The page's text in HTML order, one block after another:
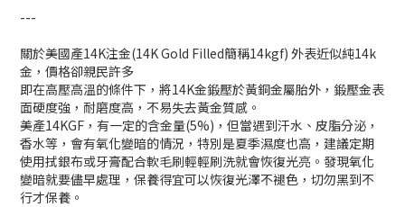
---
關於美國產14K注金(14K Gold Filled簡稱14kgf) 外表近似純14k
金，價格卻親民許多
即在高壓高溫的條件下，將14K金鍛壓於黃銅金屬胎外，鍛壓金表
面硬度強，耐磨度高，不易失去黃金質感。
美產14KGF，有一定的含金量(5%)，但當遇到汗水、皮脂分泌，
香水等，會有氧化變暗的情況，特別是夏季濕度也高，建議定期
使用拭銀布或牙膏配合軟毛刷輕輕刷洗就會恢復光亮。發現氧化
變暗就要儘早處理，保養得宜可以恢復光澤不褪色，切勿黑到不
行才保養。